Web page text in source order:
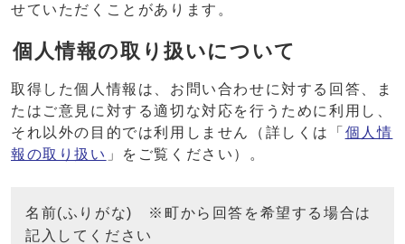
せていただくことがあります。
個人情報の取り扱いについて
取得した個人情報は、お問い合わせに対する回答、ま
たはご意見に対する適切な対応を行うために利用し、
それ以外の目的では利用しません（詳しくは「 個人情
報の取り扱い 」をご覧ください）。
名前(ふりがな) ※町から回答を希望する場合は
記入してください